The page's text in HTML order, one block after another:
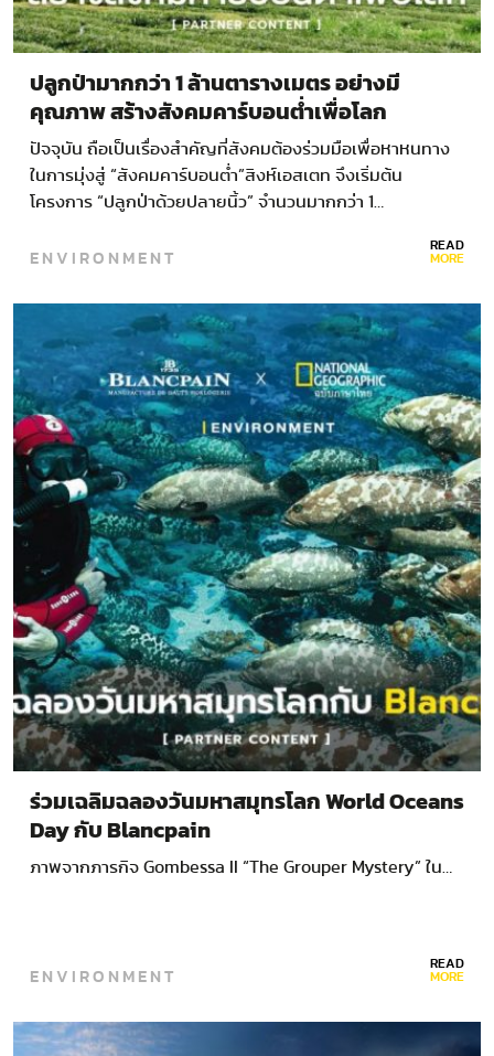
ปลูกป่ามากกว่า 1 ล้านตารางเมตร อย่างมี
คุณภาพ สร้างสังคมคาร์บอนต่ำเพื่อโลก
ปัจจุบัน ถือเป็นเรื่องสำคัญที่สังคมต้องร่วมมือเพื่อหาหนทาง
ในการมุ่งสู่ “สังคมคาร์บอนต่ำ”สิงห์เอสเตท จึงเริ่มต้น
โครงการ “ปลูกป่าด้วยปลายนิ้ว” จำนวนมากกว่า 1…
ENVIRONMENT READ
MORE
ร่วมเฉลิมฉลองวันมหาสมุทรโลก World Oceans
Day กับ Blancpain
ภาพจากภารกิจ Gombessa II “The Grouper Mystery” ใน…
ENVIRONMENT READ
MORE